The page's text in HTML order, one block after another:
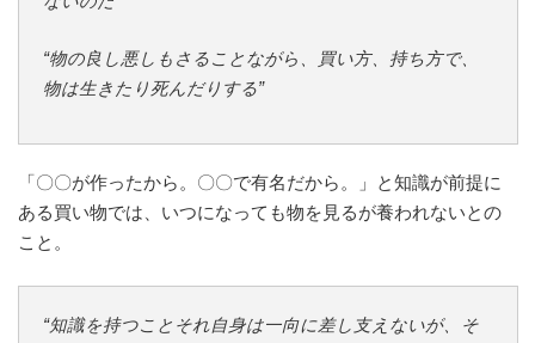
“物の良し悪しもさることながら、買い方、持ち方で、
物は生きたり死んだりする”
「〇〇が作ったから。〇〇で有名だから。」と知識が前提に
ある買い物では、いつになっても物を見るが養われないとの
こと。
“知識を持つことそれ自身は一向に差し支えないが、そ